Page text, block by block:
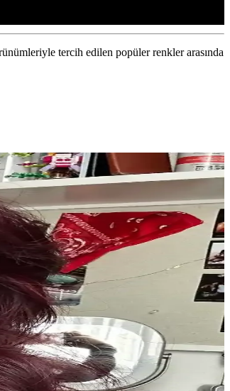
tercih edilen popüler renkler arasında
sağlar.
kullanımda etkili sonuçlar sunar.
ideal.
ön plana çıkarıyor.